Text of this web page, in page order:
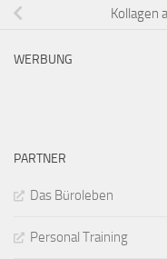
Kollagen
WERBUNG
PARTNER
Das Büroleben
Personal Training